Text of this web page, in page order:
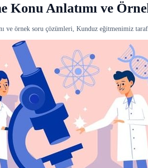
Konu Anlatımı ve
ve örnek soru çözümleri, Kunduz eğitmenimiz